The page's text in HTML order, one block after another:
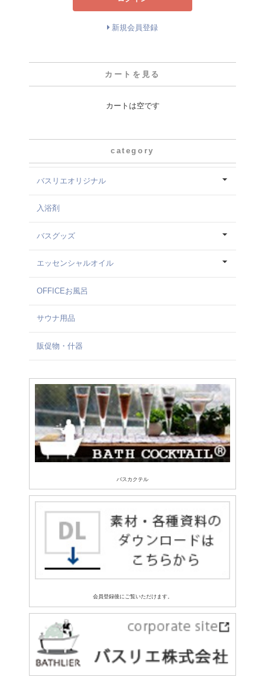
新規会員登録
カートを見る
カートは空です
category
バスリエオリジナル
入浴剤
バスグッズ
エッセンシャルオイル
OFFICEお風呂
サウナ用品
販促物・什器
バスカクテル
会員登録後にご覧いただけます。